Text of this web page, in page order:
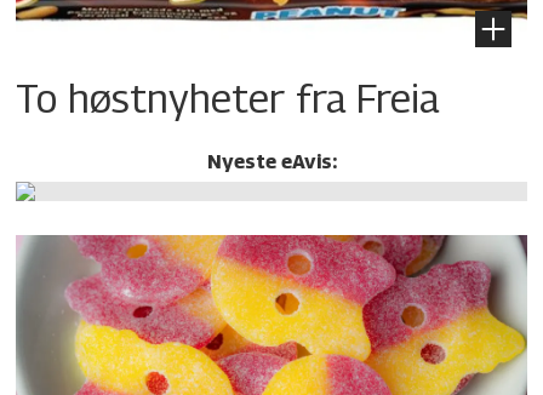
To høstnyheter fra Freia
Nyeste eAvis: